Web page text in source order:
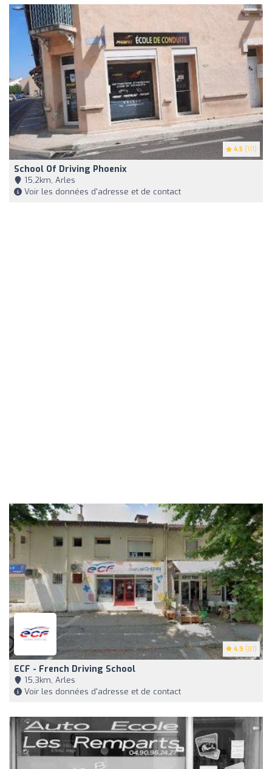
4.5 (111)
School Of Driving Phoenix
15,2km, Arles
Voir les données d'adresse et de contact
4.9 (81)
ECF - French Driving School
15,3km, Arles
Voir les données d'adresse et de contact